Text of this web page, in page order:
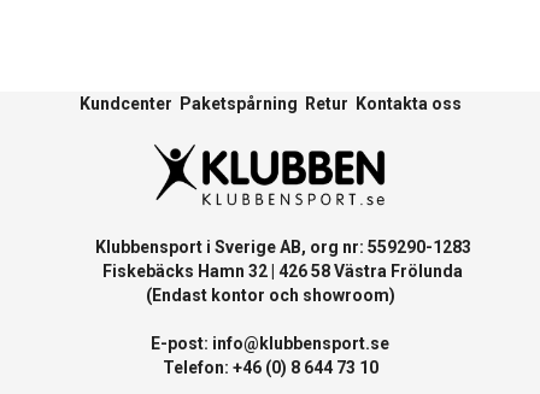
Kundcenter Paketspårning Retur Kontakta oss
Klubbensport i Sverige AB, org nr: 559290-1283
Fiskebäcks Hamn 32 | 426 58 Västra Frölunda
(Endast kontor och showroom)
E-post: info@klubbensport.se
Telefon: +46 (0) 8 644 73 10